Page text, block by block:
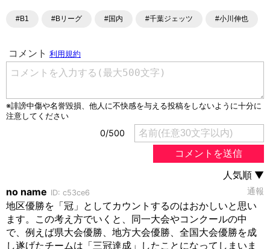
#B1 #Bリーグ #国内 #千葉ジェッツ #小川伸也